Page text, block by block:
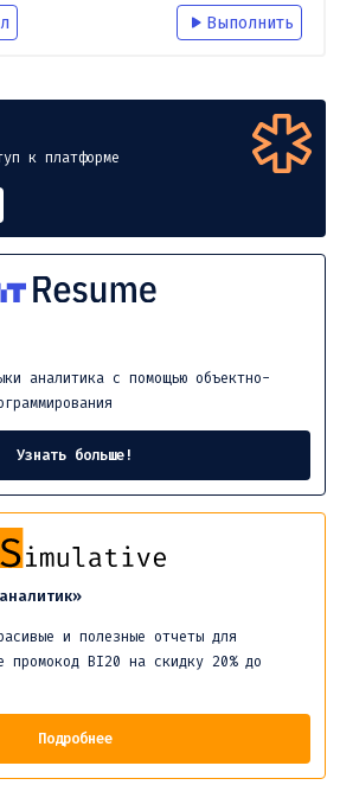
Выполнить
к платформе
аналитика с помощью объектно-
Узнать больше!
и полезные отчеты для
промокод BI20 на скидку 20% до
Подробнее